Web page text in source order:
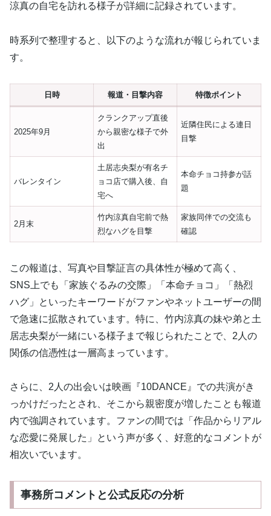
涼真の自宅を訪れる様子が詳細に記録されています。
時系列で整理すると、以下のような流れが報じられていま
す。
日時 報道・目撃内容 特徴ポイント
2025年9月
クランクアップ直後
から親密な様子で外
出
近隣住民による連日
目撃
バレンタイン
土居志央梨が有名チ
ョコ店で購入後、自
宅へ
本命チョコ持参が話
題
2月末
竹内涼真自宅前で熱
烈なハグを目撃
家族同伴での交流も
確認
この報道は、写真や目撃証言の具体性が極めて高く、
SNS上でも「家族ぐるみの交際」「本命チョコ」「熱烈
ハグ」といったキーワードがファンやネットユーザーの間
で急速に拡散されています。特に、竹内涼真の妹や弟と土
居志央梨が一緒にいる様子まで報じられたことで、2人の
関係の信憑性は一層高まっています。
さらに、2人の出会いは映画『10DANCE』での共演がき
っかけだったとされ、そこから親密度が増したことも報道
内で強調されています。ファンの間では「作品からリアル
な恋愛に発展した」という声が多く、好意的なコメントが
相次いでいます。
事務所コメントと公式反応の分析